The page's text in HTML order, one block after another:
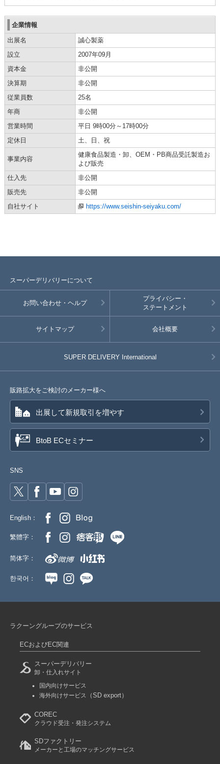
企業情報
出展名
誠心製薬
設立
2007年09月
資本金
非公開
決算期
非公開
従業員数
25名
年商
非公開
営業時間
平日 9時00分～17時00分
定休日
土、日、祝
事業内容
健康食品製造・卸、OEM・PB商品受託製造お
よび販売
仕入先
非公開
販売先
非公開
自社サイト
https://www.seishin-seiyaku.com/
スーパーデリバリーについて
お問い合わせ・ヘルプ
プライバシー・
ステートメント
サイトマップ 会社概要
SUPER DELIVERY International
販路拡大をご検討のメーカー様へ
出展して新規取引を増やす
BtoB ECセミナー
SNS
English：
繁體字：
简体字：
한국어：
ラクーングループのサービス
ECおよびEC関連
スーパーデリバリー
卸・仕入れサイト
国内向けサービス
海外向けサービス
（SD export）
COREC
クラウド受注・発注システム
SDファクトリー
メーカーと工場のマッチングサービス